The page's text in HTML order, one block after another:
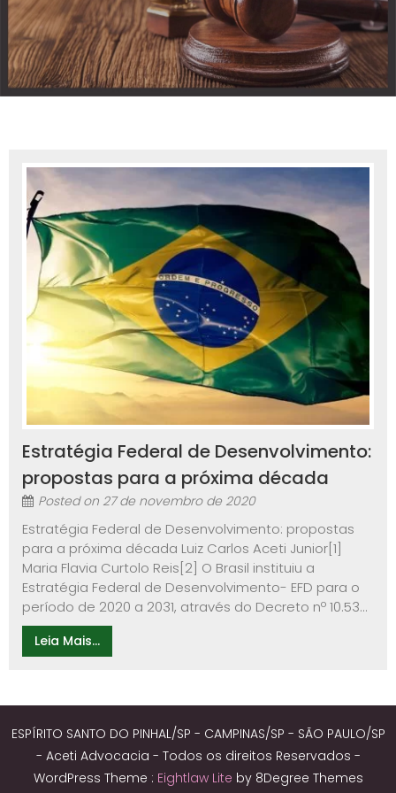
Estratégia Federal de Desenvolvimento:
propostas para a próxima década
Posted on 27 de novembro de 2020
Estratégia Federal de Desenvolvimento: propostas
para a próxima década Luiz Carlos Aceti Junior[1]
Maria Flavia Curtolo Reis[2] O Brasil instituiu a
Estratégia Federal de Desenvolvimento- EFD para o
período de 2020 a 2031, através do Decreto nº 10.53...
Leia Mais...
ESPÍRITO SANTO DO PINHAL/SP - CAMPINAS/SP - SÃO PAULO/SP
- Aceti Advocacia - Todos os direitos Reservados -
WordPress Theme : Eightlaw Lite by 8Degree Themes